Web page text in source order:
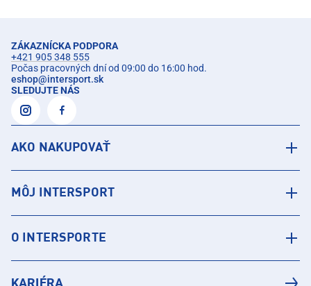
ZÁKAZNÍCKA PODPORA
+421 905 348 555
Počas pracovných dní od 09:00 do 16:00 hod.
eshop@intersport.sk
SLEDUJTE NÁS
AKO NAKUPOVAŤ
MÔJ INTERSPORT
O INTERSPORTE
KARIÉRA